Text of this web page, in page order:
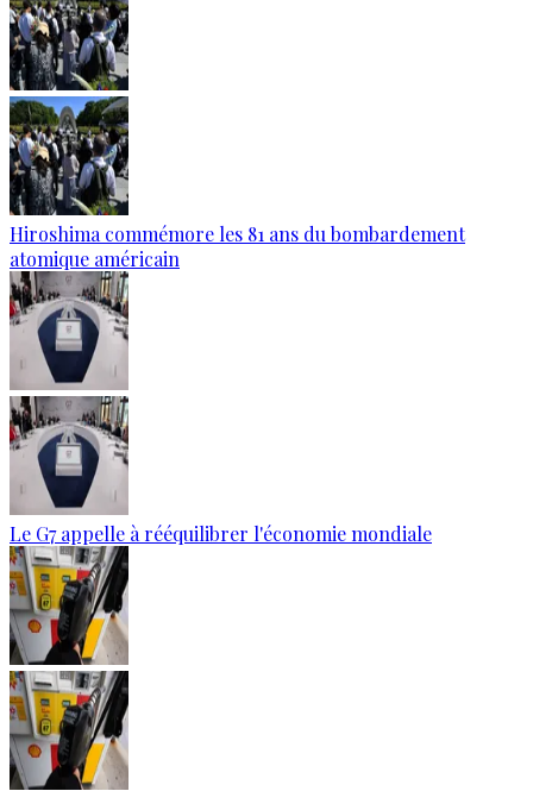
Hiroshima commémore les 81 ans du bombardement
atomique américain
Le G7 appelle à rééquilibrer l'économie mondiale